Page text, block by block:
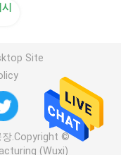
Site
장.Copyright ©
(Wuxi)